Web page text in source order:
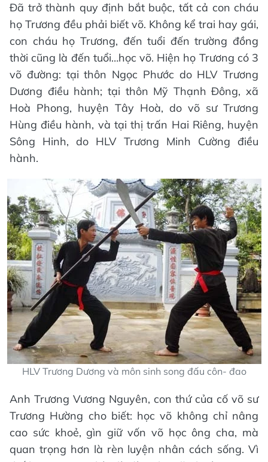
Đã trở thành quy định bắt buộc, tất cả con cháu
họ Trương đều phải biết võ. Không kể trai hay gái,
con cháu họ Trương, đến tuổi đến trường đồng
thời cũng là đến tuổi…học võ. Hiện họ Trương có 3
võ đường: tại thôn Ngọc Phước do HLV Trương
Dương điều hành; tại thôn Mỹ Thạnh Đông, xã
Hoà Phong, huyện Tây Hoà, do võ sư Trương
Hùng điều hành, và tại thị trấn Hai Riêng, huyện
Sông Hinh, do HLV Trương Minh Cường điều
hành.
HLV Trương Dương và môn sinh song đấu côn- đao
Anh Trương Vương Nguyên, con thứ của cố võ sư
Trương Hường cho biết: học võ không chỉ nâng
cao sức khoẻ, gìn giữ vốn võ học ông cha, mà
quan trọng hơn là rèn luyện nhân cách sống. Vì